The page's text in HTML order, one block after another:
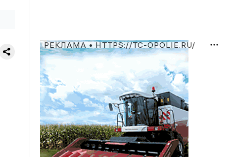
РЕКЛАМА • HTTPS://TC-OPOLIE.RU/